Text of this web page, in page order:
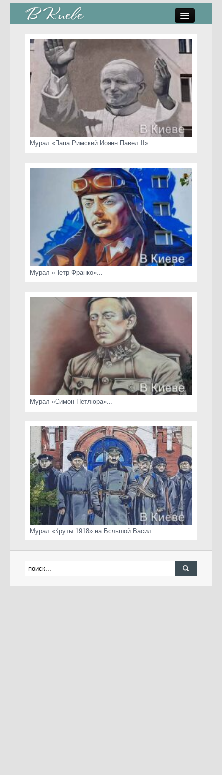
стрит-арт
коты Киева
скамейки
часы Киева
Мурал «Папа Римский Иоанн Павел II»...
Мурал «Петр Франко»...
Мурал «Симон Петлюра»...
Мурал «Круты 1918» на Большой Васил...